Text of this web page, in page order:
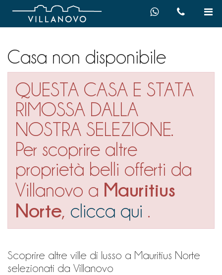
Casa non disponibile
QUESTA CASA E STATA
RIMOSSA DALLA
NOSTRA SELEZIONE.
Per scoprire altre
proprietà belli offerti da
Villanovo a Mauritius
Norte, clicca qui .
Scoprire altre ville di lusso a Mauritius Norte
selezionati da Villanovo